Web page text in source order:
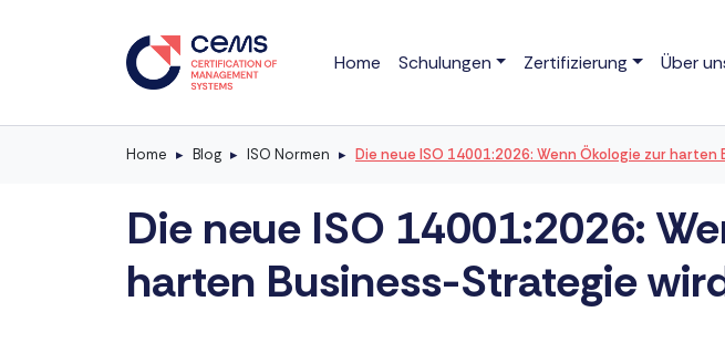
Home Schulungen Zertifizierung Über
Home Blog ISO Normen Die neue ISO 14001:2026: Wenn Ökologie zur
Die neue ISO 14001:2026:
harten Business-Strategie